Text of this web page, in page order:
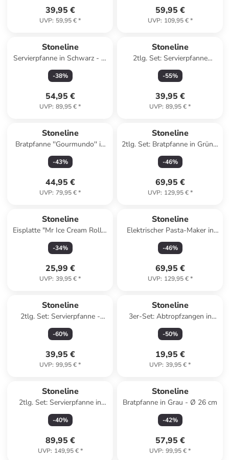
39,95 €
UVP: 59,95 €*
59,95 €
UVP: 109,95 €*
Stoneline
Servierpfanne in Schwarz - Ø
28 cm
-38%
54,95 €
UVP: 89,95 €*
Stoneline
2tlg. Set: Servierpfanne
''Ceramic'' in Grau - Ø 24 cm
-55%
39,95 €
UVP: 89,95 €*
Stoneline
Bratpfanne ''Gourmundo'' in
Schwarz - Ø 24 cm
-43%
44,95 €
UVP: 79,95 €*
Stoneline
2tlg. Set: Bratpfanne in Grün -
Ø 28 cm
-46%
69,95 €
UVP: 129,95 €*
Stoneline
Eisplatte "Mr Ice Cream Rolls"
in Grün - (B)26 x (H)20,9 cm
-34%
25,99 €
UVP: 39,95 €*
Stoneline
Elektrischer Pasta-Maker in
Rot - (B)30,5 x (H)23,4 x
(T)6,5 cm
-46%
69,95 €
UVP: 129,95 €*
Stoneline
2tlg. Set: Servierpfanne -
(L)20 x (B)20 cm
-60%
39,95 €
UVP: 99,95 €*
Stoneline
3er-Set: Abtropfzangen in
Schwarz
-50%
19,95 €
UVP: 39,95 €*
Stoneline
2tlg. Set: Servierpfanne in
Grau - (L)32 x (B)32 cm
-40%
89,95 €
UVP: 149,95 €*
Stoneline
Bratpfanne in Grau - Ø 26 cm
-42%
57,95 €
UVP: 99,95 €*